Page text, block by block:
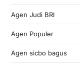
Agen Judi BRI
Agen Populer
Agen sicbo bagus